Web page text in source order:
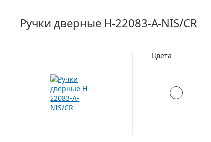
Ручки дверные H-22083-A-NIS/CR
Цвета